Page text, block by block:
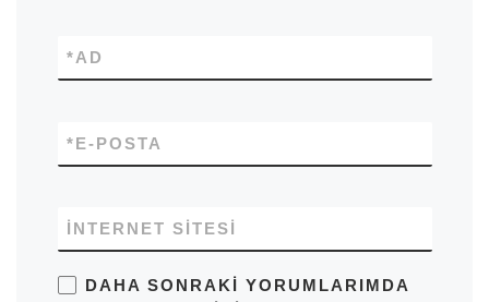
AD
*
E-POSTA
*
İNTERNET SITESI
DAHA SONRAKI YORUMLARIMDA